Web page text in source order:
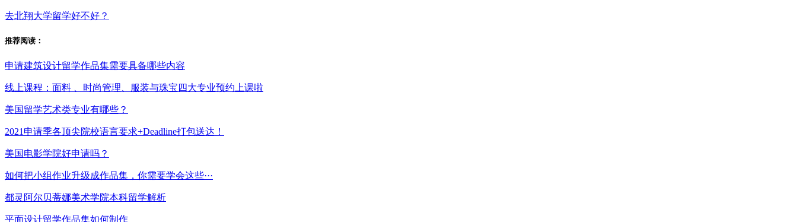
去北翔大学留学好不好？
推荐阅读：
申请建筑设计留学作品集需要具备哪些内容
线上课程：面料 、时尚管理、服装与珠宝四大专业预约上课啦
美国留学艺术类专业有哪些？
2021申请季各顶尖院校语言要求+Deadline打包送达！
美国电影学院好申请吗？
如何把小组作业升级成作品集，你需要学会这些···
都灵阿尔贝蒂娜美术学院本科留学解析
平面设计留学作品集如何制作